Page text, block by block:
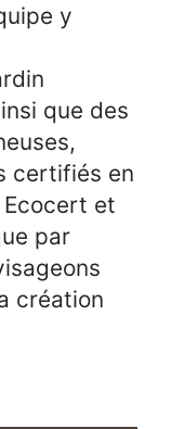
y
que des
certifiés en
et
par
création